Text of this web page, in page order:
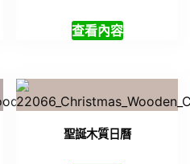
查看內容
聖誕木質日曆